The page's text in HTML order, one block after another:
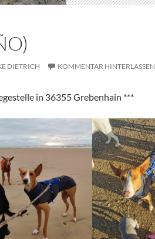
DIETRICH KOMMENTAR HINTERLASSEN
in 36355 Grebenhain ***